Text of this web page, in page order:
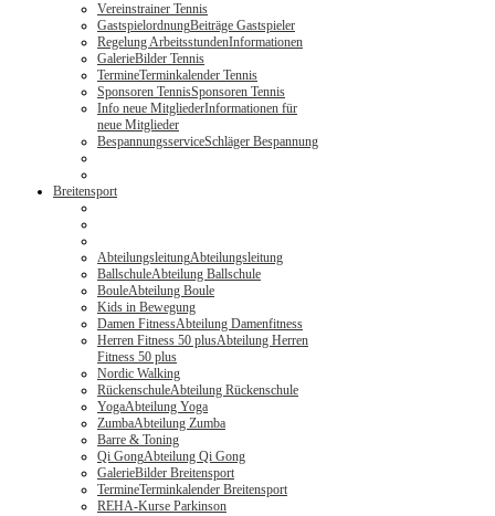
Vereinstrainer Tennis
GastspielordnungBeiträge Gastspieler
Regelung ArbeitsstundenInformationen
GalerieBilder Tennis
TermineTerminkalender Tennis
Sponsoren TennisSponsoren Tennis
Info neue MitgliederInformationen für
neue Mitglieder
BespannungsserviceSchläger Bespannung
Breitensport
AbteilungsleitungAbteilungsleitung
BallschuleAbteilung Ballschule
BouleAbteilung Boule
Kids in Bewegung
Damen FitnessAbteilung Damenfitness
Herren Fitness 50 plusAbteilung Herren
Fitness 50 plus
Nordic Walking
RückenschuleAbteilung Rückenschule
YogaAbteilung Yoga
ZumbaAbteilung Zumba
Barre & Toning
Qi GongAbteilung Qi Gong
GalerieBilder Breitensport
TermineTerminkalender Breitensport
REHA-Kurse Parkinson